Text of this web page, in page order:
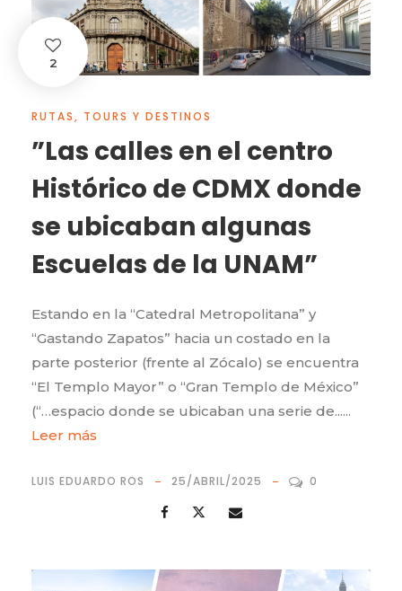
2
RUTAS, TOURS Y DESTINOS
”Las calles en el centro
Histórico de CDMX donde
se ubicaban algunas
Escuelas de la UNAM”
Estando en la “Catedral Metropolitana” y
“Gastando Zapatos” hacia un costado en la
parte posterior (frente al Zócalo) se encuentra
“El Templo Mayor” o “Gran Templo de México”
(“…espacio donde se ubicaban una serie de......
Leer más
LUIS EDUARDO ROS 25/ABRIL/2025 0